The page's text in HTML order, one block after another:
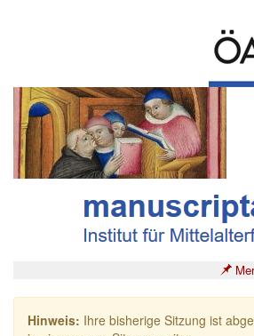
Hinweis: Ihre bisherige Sitzung ist